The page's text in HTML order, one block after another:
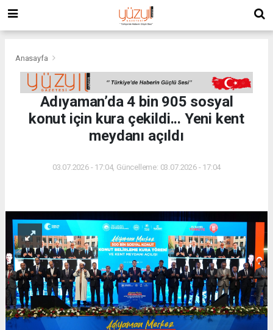
Anasayfa
Adıyaman’da 4 bin 905 sosyal
konut için kura çekildi... Yeni kent
meydanı açıldı
03.07.2026 - 17:04, Güncelleme: 03.07.2026 - 17:04